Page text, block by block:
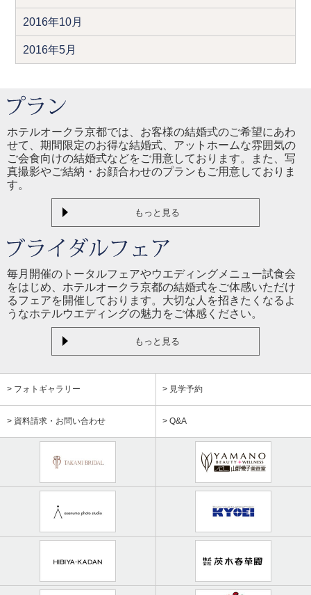
2016年10月
2016年5月
ホテルオークラ京都では、お客様の結婚式のご希望にあわ
せて、期間限定のお得な結婚式、アットホームな雰囲気の
ご会食向けの結婚式などをご用意しております。また、写
真撮影やご結納・お顔合わせのプランもご用意しておりま
す。
もっと見る
毎月開催のトータルフェアやウエディングメニュー試食会
をはじめ、ホテルオークラ京都の結婚式をご体感いただけ
るフェアを開催しております。大切な人を招きたくなるよ
うなホテルウエディングの魅力をご体感ください。
もっと見る
> フォトギャラリー > 見学予約
> 資料請求・お問い合わせ > Q&A